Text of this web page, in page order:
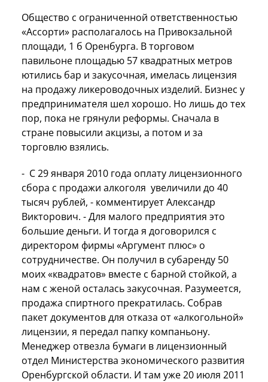
Общество с ограниченной ответственностью
«Ассорти» располагалось на Привокзальной
площади, 1 б Оренбурга. В торговом
павильоне площадью 57 квадратных метров
ютились бар и закусочная, имелась лицензия
на продажу ликероводочных изделий. Бизнес у
предпринимателя шел хорошо. Но лишь до тех
пор, пока не грянули реформы. Сначала в
стране повысили акцизы, а потом и за
торговлю взялись.
- С 29 января 2010 года оплату лицензионного
сбора с продажи алкоголя увеличили до 40
тысяч рублей, - комментирует Александр
Викторович. - Для малого предприятия это
большие деньги. И тогда я договорился с
директором фирмы «Аргумент плюс» о
сотрудничестве. Он получил в субаренду 50
моих «квадратов» вместе с барной стойкой, а
нам с женой осталась закусочная. Разумеется,
продажа спиртного прекратилась. Собрав
пакет документов для отказа от «алкогольной»
лицензии, я передал папку компаньону.
Менеджер отвезла бумаги в лицензионный
отдел Министерства экономического развития
Оренбургской области. И там уже 20 июля 2011